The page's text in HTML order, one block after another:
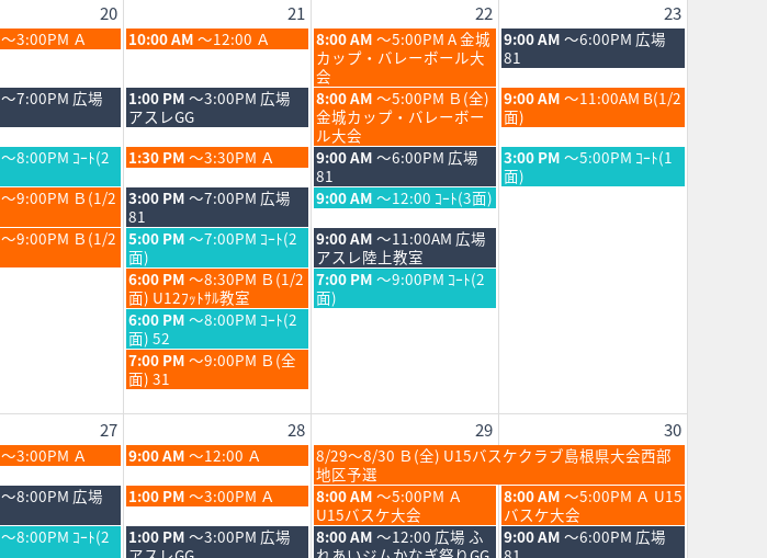
20 21 22 23
～3:00PM Ａ
金
曜
8
月
21st
2026
10:00 AM ～12:00 Ａ
土
曜
日,
8
月
22nd
2026
8:00 AM ～5:00PM A 金城
カップ・バレーボール大
会
日
曜
日,
8
月
23rd
2026
9:00 AM ～6:00PM 広場
81
～7:00PM 広場
金
曜
日,
8
月
21st
2026
1:00 PM ～3:00PM 広場
アスレGG
土
曜
日,
8
月
22nd
2026
8:00 AM ～5:00PM Ｂ(全)
金城カップ・バレーボー
ル大会
日
曜
日,
8
月
23rd
9:00 AM ～11:00AM B(1/2
面)
～8:00PM ｺｰﾄ(2
金
曜
日,
8
月
21st
2026
1:30 PM ～3:30PM Ａ
土
曜
日,
8
月
22nd
2026
9:00 AM ～6:00PM 広場
81
日
曜
日,
3:00 PM ～5:00PM ｺｰﾄ(1
面)
～9:00PM Ｂ(1/2 金
曜
日,
8
月
21st
2026
3:00 PM ～7:00PM 広場
81
土
曜
日,
8
月
22nd
2026
9:00 AM ～12:00 ｺｰﾄ(3面)
～9:00PM Ｂ(1/2 金
曜
日,
8
月
21st
2026
5:00 PM ～7:00PM ｺｰﾄ(2
面)
土
曜
日,
8
月
9:00 AM ～11:00AM 広場
アスレ陸上教室
金
曜
日,
8
月
21st
2026
6:00 PM ～8:30PM Ｂ(1/2
面) U12ﾌｯﾄｻﾙ教室
土
曜
日,
7:00 PM ～9:00PM ｺｰﾄ(2
面)
金
曜
日,
8
月
21st
6:00 PM ～8:00PM ｺｰﾄ(2
面) 52
金
曜
日,
8
21st
2026
7:00 PM ～9:00PM Ｂ(全
面) 31
27 28 29 30
～3:00PM Ａ
金
曜
日,
8
月
28th
9:00 AM ～12:00 Ａ
土
曜
日,
8
月
29th
8/29～8/30 Ｂ(全) U15バスケクラブ島根県大会西部
地区予選
～8:00PM 広場
金
曜
日,
8
1:00 PM ～3:00PM Ａ
土
曜
日,
8
8:00 AM ～5:00PM Ａ
U15バスケ大会
日
曜
日,
8
8:00 AM ～5:00PM Ａ U15
バスケ大会
～8:00PM ｺｰﾄ(2
金
1:00 PM ～3:00PM 広場
土
8:00 AM ～12:00 広場 ふ
日
9:00 AM ～6:00PM 広場